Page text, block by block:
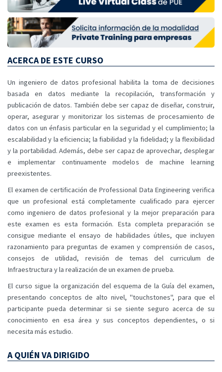
ACERCA DE ESTE CURSO
Un ingeniero de datos profesional habilita la toma de decisiones
basada en datos mediante la recopilación, transformación y
publicación de datos. También debe ser capaz de diseñar, construir,
operar, asegurar y monitorizar los sistemas de procesamiento de
datos con un énfasis particular en la seguridad y el cumplimiento; la
escalabilidad y la eficiencia; la fiabilidad y la fidelidad; y la flexibilidad
y la portabilidad. Además, debe ser capaz de aprovechar, desplegar
e implementar continuamente modelos de machine learning
preexistentes.
El examen de certificación de Professional Data Engineering verifica
que un profesional está completamente cualificado para ejercer
como ingeniero de datos profesional y la mejor preparación para
este examen es esta formación. Esta completa preparación se
consigue mediante el ensayo de habilidades útiles, que incluyen
razonamiento para preguntas de examen y comprensión de casos,
consejos de utilidad, revisión de temas del curriculum de
Infraestructura y la realización de un examen de prueba.
El curso sigue la organización del esquema de la Guía del examen,
presentando conceptos de alto nivel, "touchstones", para que el
participante pueda determinar si se siente seguro acerca de su
conocimiento en esa área y sus conceptos dependientes, o si
necesita más estudio.
A QUIÉN VA DIRIGIDO